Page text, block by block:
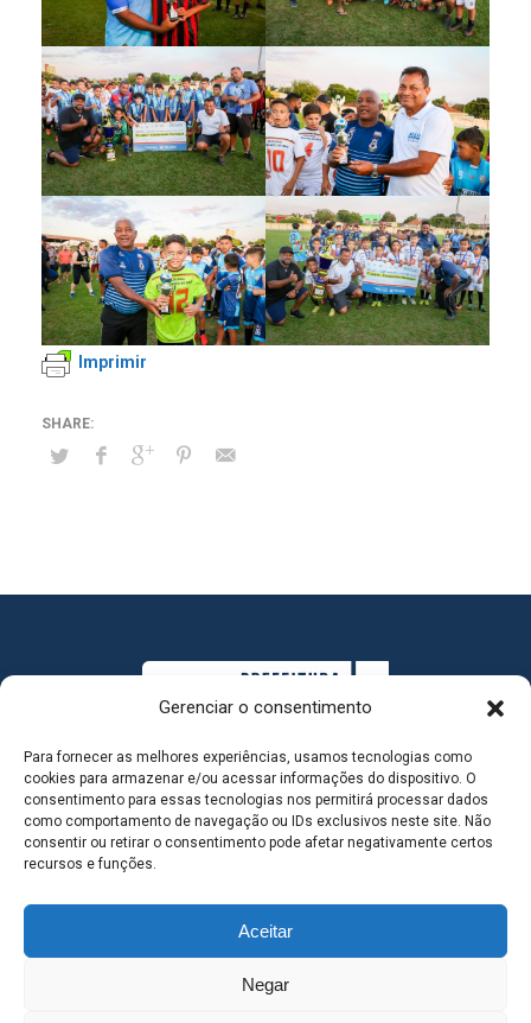
Gerenciar o consentimento
Para fornecer as melhores experiências, usamos tecnologias como
cookies para armazenar e/ou acessar informações do dispositivo. O
consentimento para essas tecnologias nos permitirá processar dados
como comportamento de navegação ou IDs exclusivos neste site. Não
consentir ou retirar o consentimento pode afetar negativamente certos
recursos e funções.
Aceitar
Negar
Imprimir
MAPA DO SITE
SEDE DO ADMINISTRATIVO MUNICIPAL - Avenida